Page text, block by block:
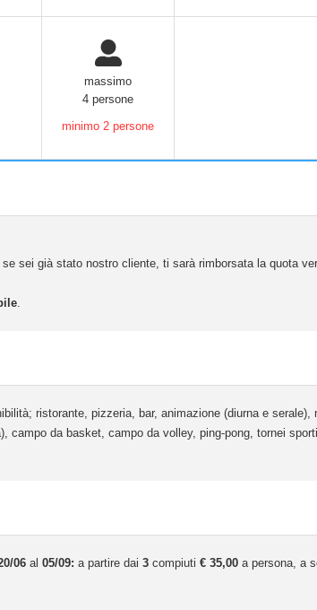
massimo
4 persone
minimo 2 persone
sei già stato nostro cliente, ti sarà rimborsata la quota
.
ristorante, pizzeria, bar, animazione (diurna e serale),
campo da basket, campo da volley, ping-pong, tornei
06 al 05/09: a partire dai 3 compiuti € 35,00 a persona, a